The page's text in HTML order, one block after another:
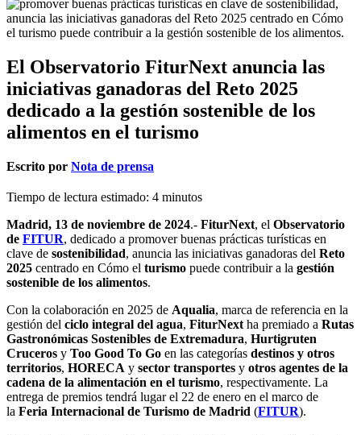
El Observatorio FiturNext anuncia las
iniciativas ganadoras del Reto 2025
dedicado a la gestión sostenible de los
alimentos en el turismo
Escrito por Nota de prensa
Tiempo de lectura estimado: 4 minutos
Madrid, 13 de noviembre de 2024.- FiturNext, el Observatorio
de FITUR, dedicado a promover buenas prácticas turísticas en
clave de sostenibilidad, anuncia las iniciativas ganadoras del Reto
2025 centrado en Cómo el turismo puede contribuir a la gestión
sostenible de los alimentos.
Con la colaboración en 2025 de Aqualia, marca de referencia en la
gestión del ciclo integral del agua, FiturNext ha premiado a Rutas
Gastronómicas Sostenibles de Extremadura, Hurtigruten
Cruceros y Too Good To Go en las categorías destinos y otros
territorios, HORECA y sector transportes y otros agentes de la
cadena de la alimentación en el turismo, respectivamente. La
entrega de premios tendrá lugar el 22 de enero en el marco de
la Feria Internacional de Turismo de Madrid (FITUR).